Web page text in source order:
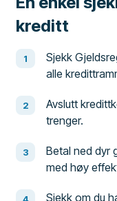
kreditt
Sjekk
alle
Avslutt
trenger.
Betal ned dyr
med høy
Sjekk om du